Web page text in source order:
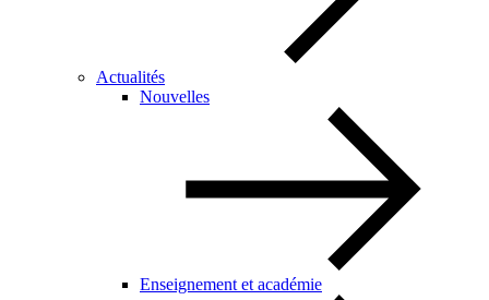
Actualités
Nouvelles
Enseignement et académie